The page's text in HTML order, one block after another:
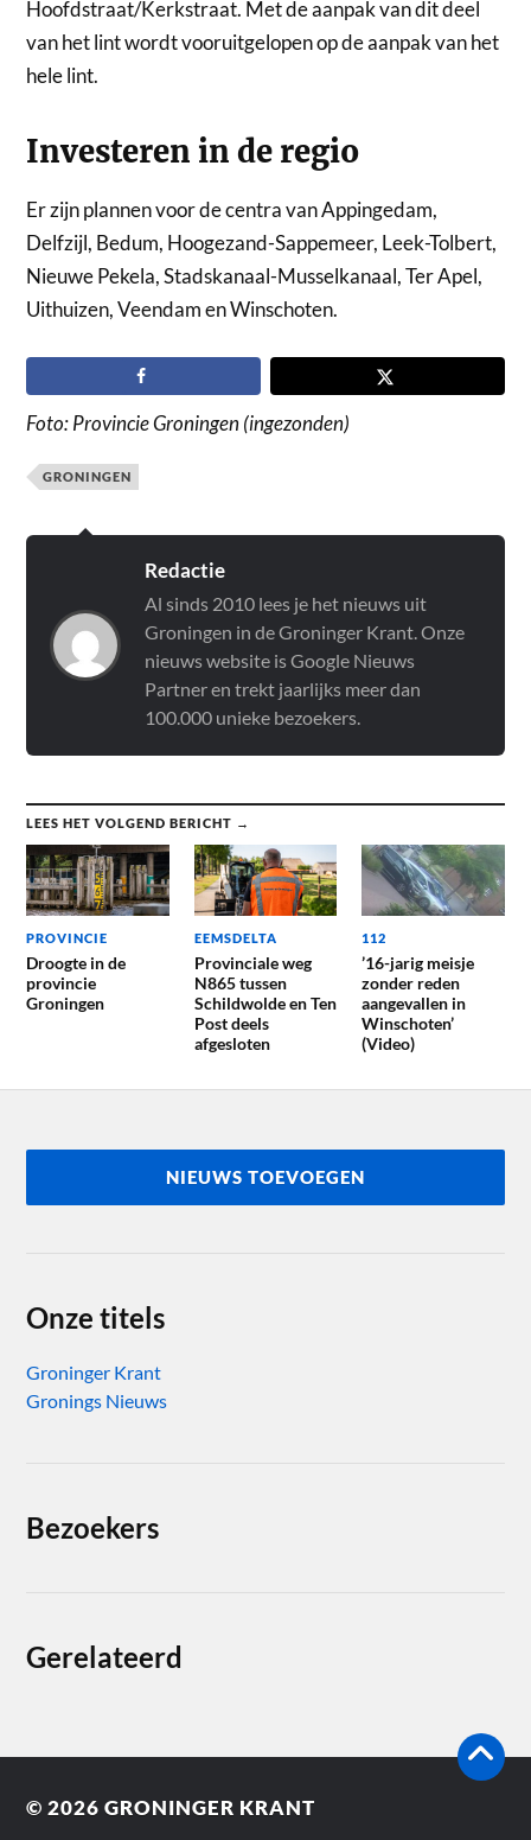
Hoofdstraat/Kerkstraat. Met de aanpak van dit deel
van het lint wordt vooruitgelopen op de aanpak van het
hele lint.
Investeren in de regio
Er zijn plannen voor de centra van Appingedam,
Delfzijl, Bedum, Hoogezand-Sappemeer, Leek-Tolbert,
Nieuwe Pekela, Stadskanaal-Musselkanaal, Ter Apel,
Uithuizen, Veendam en Winschoten.
Foto: Provincie Groningen (ingezonden)
GRONINGEN
Redactie
Al sinds 2010 lees je het nieuws uit
Groningen in de Groninger Krant. Onze
nieuws website is Google Nieuws
Partner en trekt jaarlijks meer dan
100.000 unieke bezoekers.
LEES HET VOLGEND BERICHT →
PROVINCIE
Droogte in de
provincie
Groningen
EEMSDELTA
Provinciale weg
N865 tussen
Schildwolde en Ten
Post deels
afgesloten
112
’16-jarig meisje
zonder reden
aangevallen in
Winschoten’
(Video)
NIEUWS TOEVOEGEN
Onze titels
Groninger Krant
Gronings Nieuws
Bezoekers
Gerelateerd
© 2026GRONINGER KRANT